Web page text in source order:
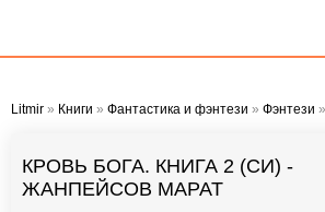
Litmir » Книги » Фантастика и фэнтези » Фэнтези »
КРОВЬ БОГА. КНИГА 2 (СИ) -
ЖАНПЕЙСОВ МАРАТ